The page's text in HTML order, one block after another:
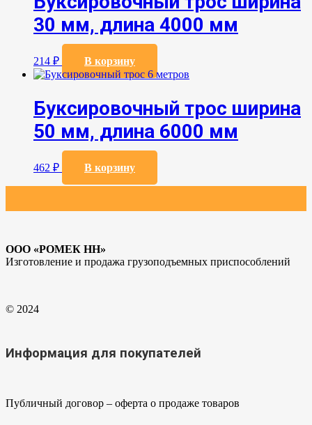
30 мм, длина 4000 мм
214 ₽ В корзину
Буксировочный трос ширина
50 мм, длина 6000 мм
462 ₽ В корзину
ООО «РОМЕК НН»
Изготовление и продажа грузоподъемных приспособлений
© 2024
Информация для покупателей
Публичный договор – оферта о продаже товаров